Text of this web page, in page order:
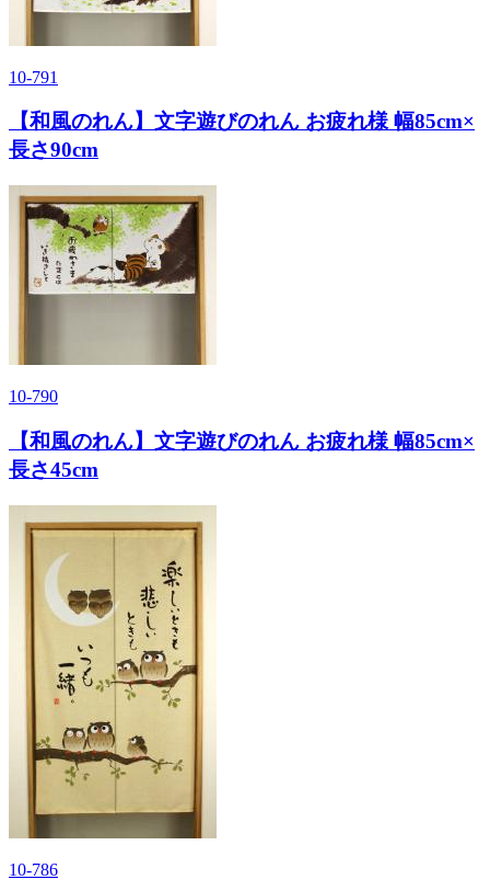
10-791
【和風のれん】文字遊びのれん お疲れ様 幅85cm×
長さ90cm
10-790
【和風のれん】文字遊びのれん お疲れ様 幅85cm×
長さ45cm
10-786